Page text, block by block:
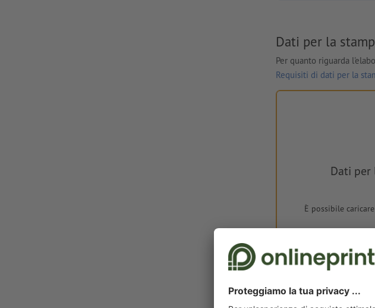
Dati per la
Per quanto riguarda
Requisiti di dati per la
Dati per
È possibile